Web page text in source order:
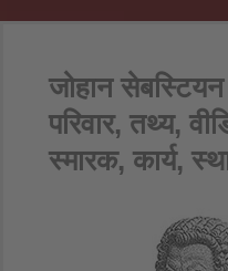
जोहान
परिवार, तथ्य,
स्मारक, कार्य,